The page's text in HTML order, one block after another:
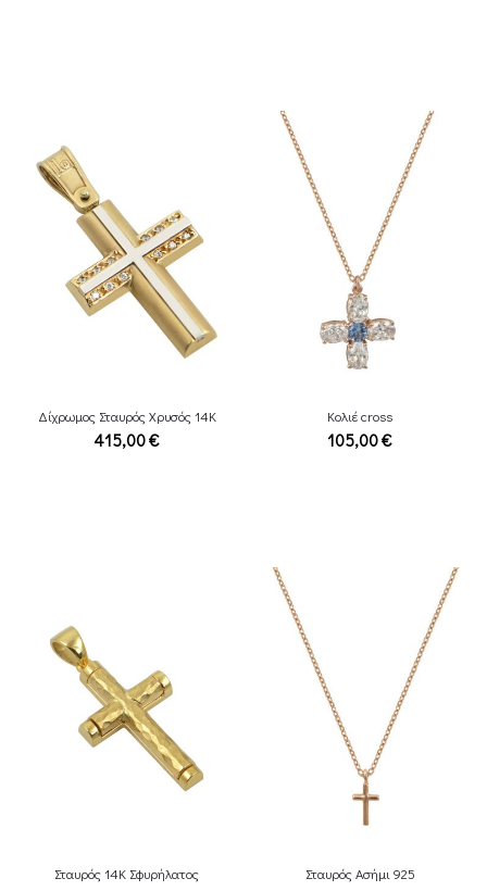
Δίχρωμος Σταυρός Χρυσός 14Κ
415,00€
Κολιέ cross
105,00€
Σταυρός 14Κ Σφυρήλατος Σταυρός Ασήμι 925